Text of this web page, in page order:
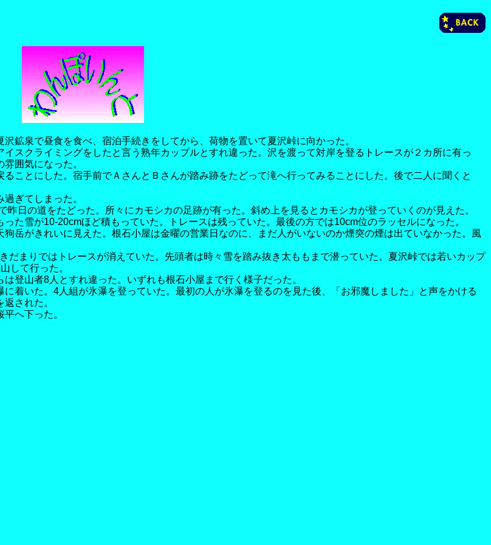
鉱泉で昼食を食べ、宿泊手続きをしてから、荷物を置いて夏沢峠に向かった。
スクライミングをしたと言う熟年カップルとすれ違った。沢を渡って対岸を登るトレースが２カ所に有っ
囲気になった。
ことにした。宿手前でＡさんとＢさんが踏み跡をたどって滝へ行ってみることにした。後で二人に聞くと
ぎてしまった。
日の道をたどった。所々にカモシカの足跡が有った。斜め上を見るとカモシカが登っていくのが見えた。
た雪が10-20cmほど積もっていた。トレースは残っていた。最後の方では10cm位のラッセルになった。
岳がきれいに見えた。根石小屋は金曜の営業日なのに、まだ人がいないのか煙突の煙は出ていなかった。風
だまりではトレースが消えていた。先頭者は時々雪を踏み抜き太ももまで潜っていた。夏沢峠では若いカップ
して行った。
登山者8人とすれ違った。いずれも根石小屋まで行く様子だった。
着いた。4人組が氷瀑を登っていた。最初の人が氷瀑を登るのを見た後、「お邪魔しました」と声をかける
された。
へ下った。